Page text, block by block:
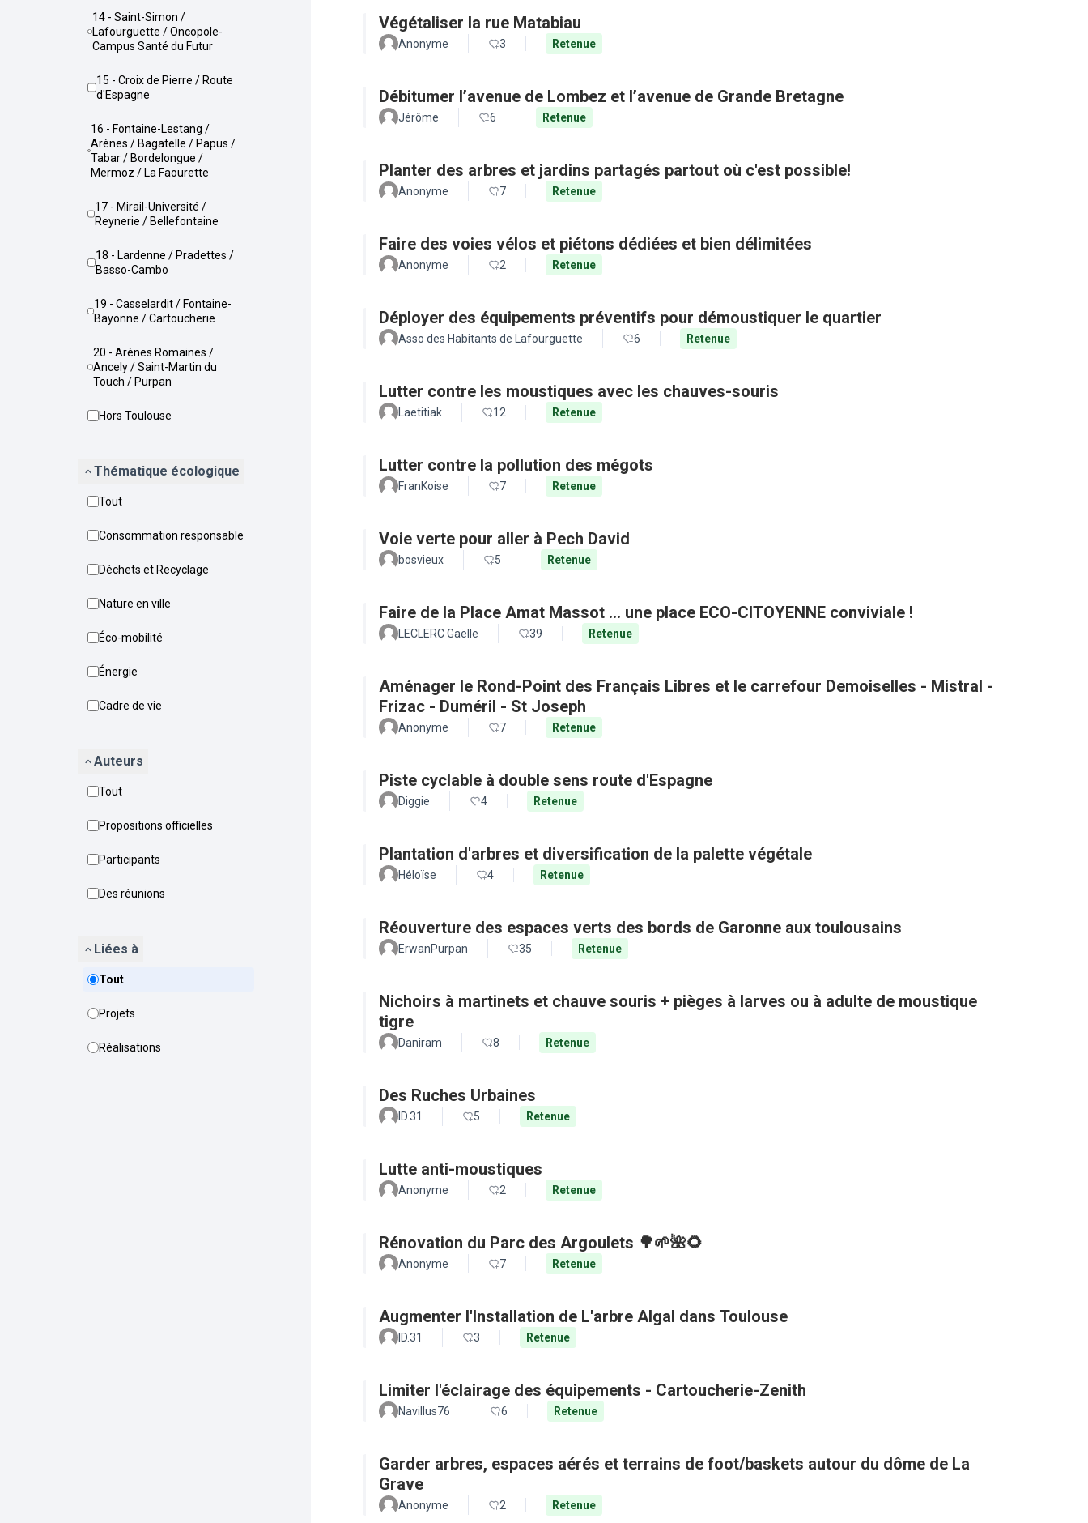
14 - Saint-Simon /
Lafourguette / Oncopole-
Campus Santé du Futur
15 - Croix de Pierre / Route
d'Espagne
16 - Fontaine-Lestang /
Arènes / Bagatelle / Papus /
Tabar / Bordelongue /
Mermoz / La Faourette
17 - Mirail-Université /
Reynerie / Bellefontaine
18 - Lardenne / Pradettes /
Basso-Cambo
19 - Casselardit / Fontaine-
Bayonne / Cartoucherie
20 - Arènes Romaines /
Ancely / Saint-Martin du
Touch / Purpan
Hors Toulouse
Thématique écologique
Tout
Consommation responsable
Déchets et Recyclage
Nature en ville
Éco-mobilité
Énergie
Cadre de vie
Auteurs
Tout
Propositions officielles
Participants
Des réunions
Liées à
Tout
Projets
Réalisations
Végétaliser la rue Matabiau
Anonyme 3 Retenue
Débitumer l’avenue de Lombez et l’avenue de Grande Bretagne
Jérôme 6 Retenue
Planter des arbres et jardins partagés partout où c'est possible!
Anonyme 7 Retenue
Faire des voies vélos et piétons dédiées et bien délimitées
Anonyme 2 Retenue
Déployer des équipements préventifs pour démoustiquer le quartier
Asso des Habitants de Lafourguette 6 Retenue
Lutter contre les moustiques avec les chauves-souris
Laetitiak 12 Retenue
Lutter contre la pollution des mégots
FranKoise 7 Retenue
Voie verte pour aller à Pech David
bosvieux 5 Retenue
Faire de la Place Amat Massot ... une place ECO-CITOYENNE conviviale !
LECLERC Gaëlle 39 Retenue
Aménager le Rond-Point des Français Libres et le carrefour Demoiselles - Mistral -
Frizac - Duméril - St Joseph
Anonyme 7 Retenue
Piste cyclable à double sens route d'Espagne
Diggie 4 Retenue
Plantation d'arbres et diversification de la palette végétale
Héloïse 4 Retenue
Réouverture des espaces verts des bords de Garonne aux toulousains
ErwanPurpan 35 Retenue
Nichoirs à martinets et chauve souris + pièges à larves ou à adulte de moustique
tigre
Daniram 8 Retenue
Des Ruches Urbaines
ID.31 5 Retenue
Lutte anti-moustiques
Anonyme 2 Retenue
Rénovation du Parc des Argoulets 🌳🌱🌺🌻
Anonyme 7 Retenue
Augmenter l'Installation de L'arbre Algal dans Toulouse
ID.31 3 Retenue
Limiter l'éclairage des équipements - Cartoucherie-Zenith
Navillus76 6 Retenue
Garder arbres, espaces aérés et terrains de foot/baskets autour du dôme de La
Grave
Anonyme 2 Retenue